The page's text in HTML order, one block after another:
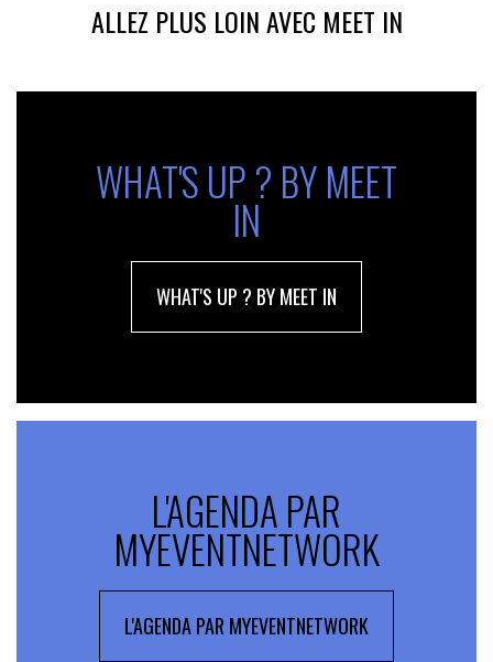
ALLEZ PLUS LOIN AVEC MEET IN
WHAT'S UP ? BY MEET
IN
WHAT'S UP ? BY MEET IN
L'AGENDA PAR
MYEVENTNETWORK
L'AGENDA PAR MYEVENTNETWORK